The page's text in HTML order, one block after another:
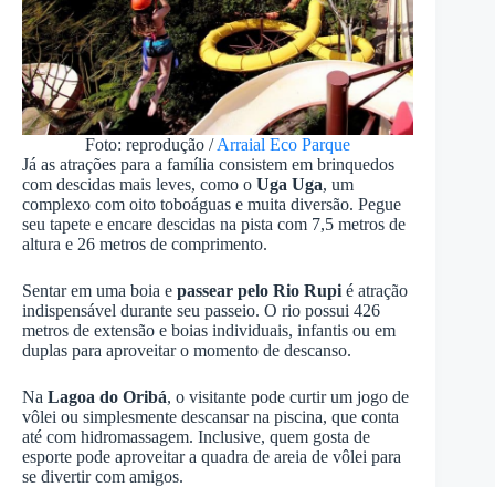
Foto: reprodução /Arraial Eco Parque
Já as atrações para a família consistem em brinquedos
com descidas mais leves, como o Uga Uga, um
complexo com oito toboáguas e muita diversão. Pegue
seu tapete e encare descidas na pista com 7,5 metros de
altura e 26 metros de comprimento.
Sentar em uma boia e passear pelo Rio Rupi é atração
indispensável durante seu passeio. O rio possui 426
metros de extensão e boias individuais, infantis ou em
duplas para aproveitar o momento de descanso.
Na Lagoa do Oribá, o visitante pode curtir um jogo de
vôlei ou simplesmente descansar na piscina, que conta
até com hidromassagem. Inclusive, quem gosta de
esporte pode aproveitar a quadra de areia de vôlei para
se divertir com amigos.